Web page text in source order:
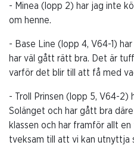
- Minea (lopp 2) har jag inte
om henne.
- Base Line (lopp 4, V64-1)
har väl gått rätt bra. Det är
varför det blir till att få med
- Troll Prinsen (lopp 5, V64-2)
Solänget och har gått bra
klassen och har framför allt
tveksam till att vi kan utnyttja